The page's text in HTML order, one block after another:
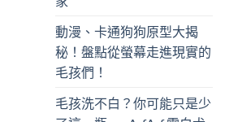
動漫、卡通狗狗原型大揭
秘！盤點從螢幕走進現實的
毛孩們！
毛孩洗不白？你可能只是少